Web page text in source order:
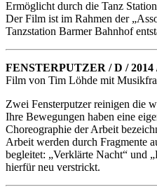
Ermöglicht durch die Tanz
Der Film ist im Rahmen der
Tanzstation Barmer Bahnhof
FENSTERPUTZER / D / 2014
Film von Tim Löhde mit
Zwei Fensterputzer reinigen die
Ihre Bewegungen haben eine
Choreographie der Arbeit
Arbeit werden durch Fragmente
begleitet: „Verklärte Nacht“ und
hierfür neu verstrickt.